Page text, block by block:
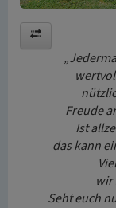
Freude
Ist
das kann
wir
Seht euch